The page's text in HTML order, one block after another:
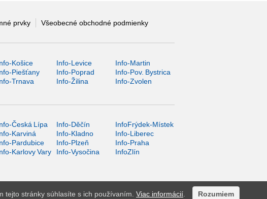
prvky Všeobecné obchodné podmienky
Košice Info-Levice
Info-Martin
Piešťany Info-Poprad
Info-Pov. Bystrica
Trnava Info-Žilina Info-Zvolen
Česká Lípa Info-Děčín
InfoFrýdek-Místek
Karviná Info-Kladno
Info-Liberec
Pardubice Info-Plzeň
Info-Praha
Karlovy Vary Info-Vysočina InfoZlín
tejto stránky súhlasíte s ich používaním. Viac informácií Rozumiem